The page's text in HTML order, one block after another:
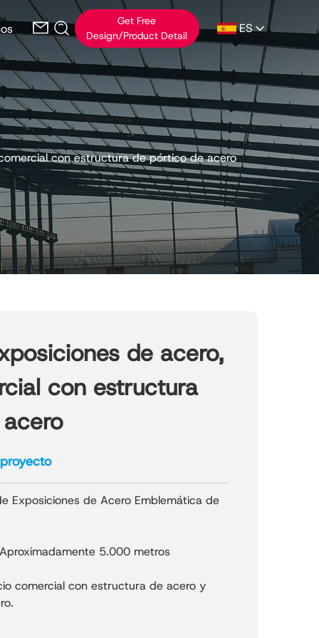
Get Free
Design/Product Detail
ES
con estructura de pórtico de acero
de acero,
con estructura
Exposiciones de Acero Emblemática de
5.000 metros
comercial con estructura de acero y